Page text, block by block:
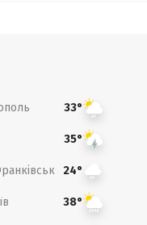
33°
35°
24°
38°